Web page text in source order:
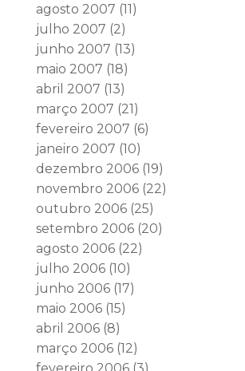
agosto 2007 (11)
julho 2007 (2)
junho 2007 (13)
maio 2007 (18)
abril 2007 (13)
março 2007 (21)
fevereiro 2007 (6)
janeiro 2007 (10)
dezembro 2006(19)
novembro 2006(22)
outubro 2006(25)
setembro 2006(20)
agosto 2006(22)
julho 2006(10)
junho 2006(17)
maio 2006(15)
abril 2006(8)
março 2006(12)